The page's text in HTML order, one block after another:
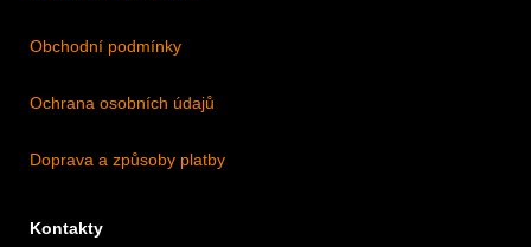
Obchodní podmínky
Ochrana osobních údajů
Doprava a způsoby platby
Kontakty